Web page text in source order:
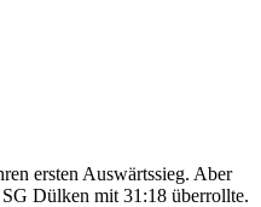
ersten Auswärtssieg. Aber
Dülken mit 31:18 überrollte.